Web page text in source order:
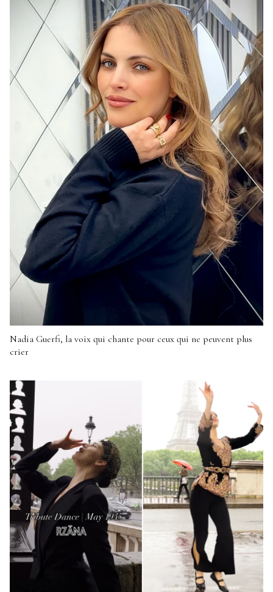
Nadia Guerfi, la voix qui chante pour ceux qui ne peuvent plus
crier